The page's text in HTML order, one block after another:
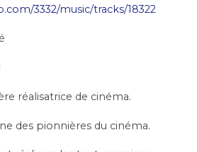
3332/music/tracks/18322
réalisatrice de cinéma.
des pionnières du cinéma.